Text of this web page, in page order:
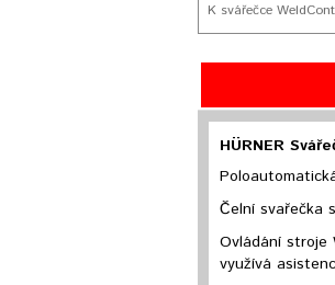
K svářečce
HÜRNER
Čelní svařečka
Ovládání stroje
využívá